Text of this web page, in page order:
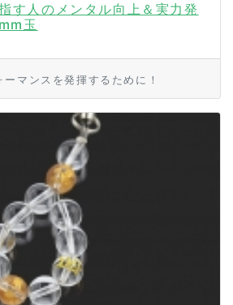
す人のメンタル向上＆実力発
玉
マンスを発揮するために！